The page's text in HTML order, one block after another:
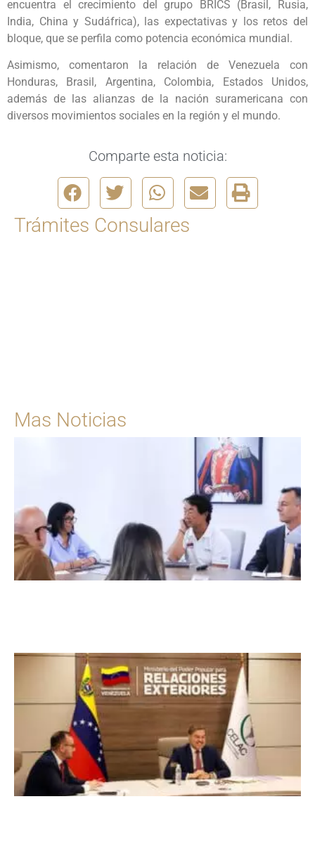
encuentra el crecimiento del grupo BRICS (Brasil, Rusia,
India, China y Sudáfrica), las expectativas y los retos del
bloque, que se perfila como potencia económica mundial.
Asimismo, comentaron la relación de Venezuela con
Honduras, Brasil, Argentina, Colombia, Estados Unidos,
además de las alianzas de la nación suramericana con
diversos movimientos sociales en la región y el mundo.
Comparte esta noticia:
Trámites Consulares
Mas Noticias